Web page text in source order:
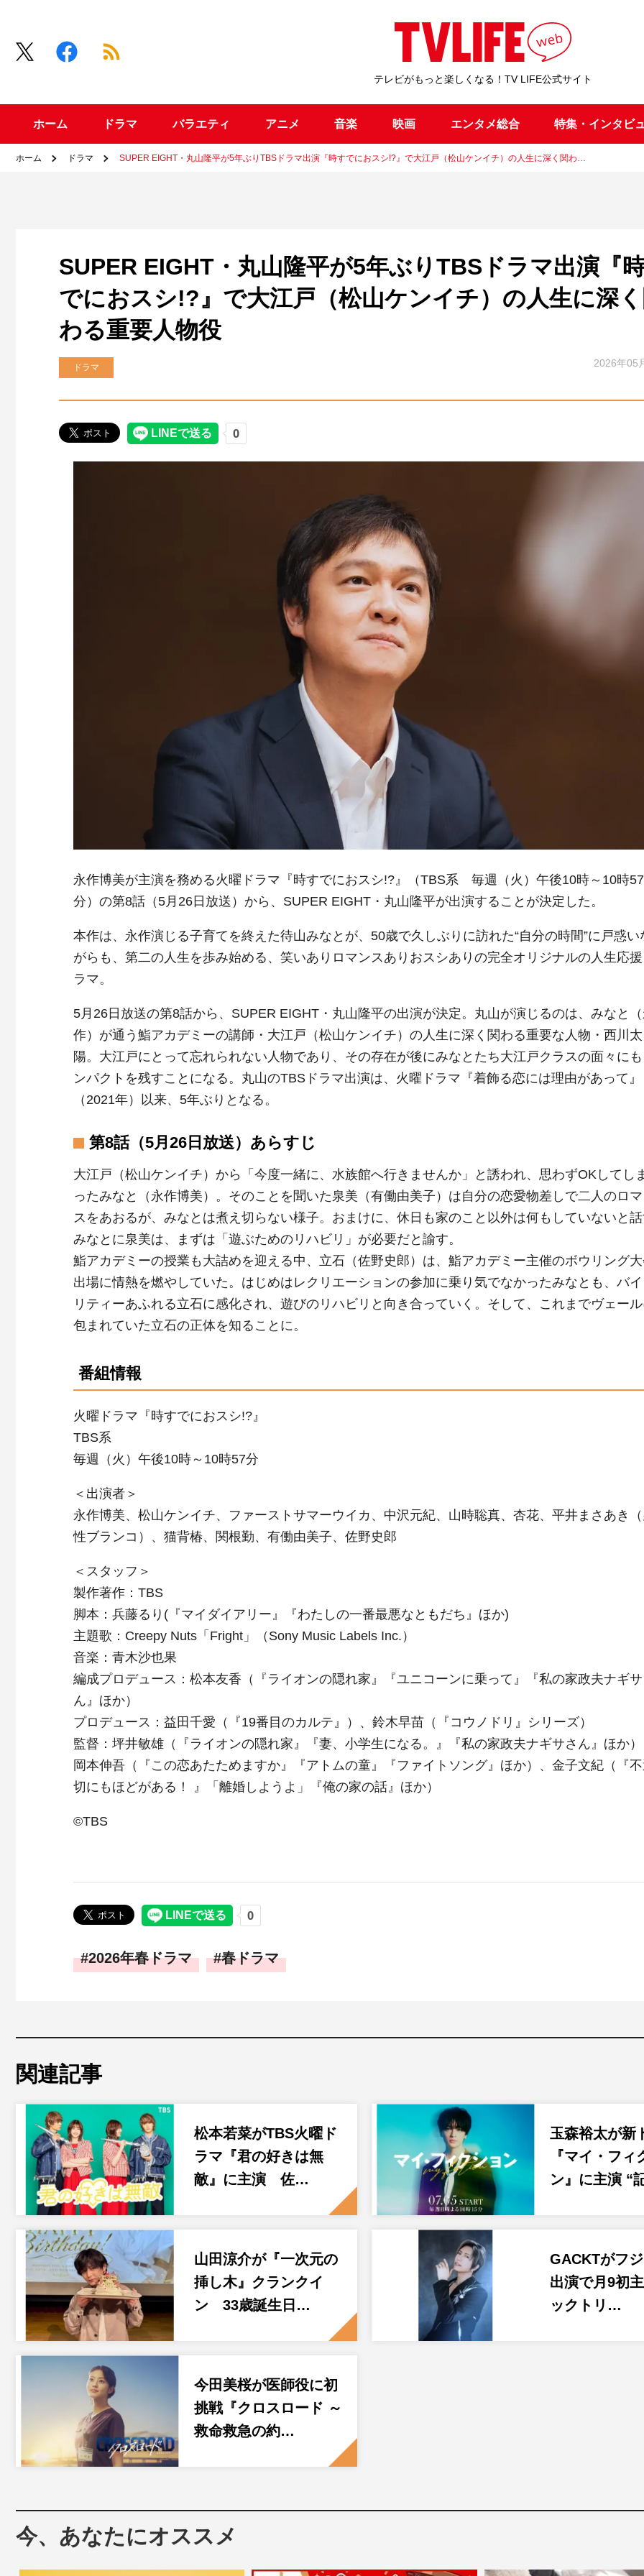
テレビがもっと楽しくなる！TV LIFE公式サイト
ホーム ドラマ バラエティ アニメ 音楽 映画 エンタメ総合 特集・インタビ
ホーム ドラマ SUPER EIGHT・丸山隆平が5年ぶりTBSドラマ出演『時すでにおスシ!?』で大江戸（松山ケンイチ）の人生に深く関わ…
SUPER EIGHT・丸山隆平が5年ぶりTBSドラマ出演『
でにおスシ!?』で大江戸（松山ケンイチ）の人生に深
わる重要人物役
ドラマ 2026年05
永作博美が主演を務める火曜ドラマ『時すでにおスシ!?』（TBS系 毎週（火）午後10時～10時57
分）の第8話（5月26日放送）から、SUPER EIGHT・丸山隆平が出演することが決定した。
本作は、永作演じる子育てを終えた待山みなとが、50歳で久しぶりに訪れた“自分の時間”に戸惑い
がらも、第二の人生を歩み始める、笑いありロマンスありおスシありの完全オリジナルの人生応
ラマ。
5月26日放送の第8話から、SUPER EIGHT・丸山隆平の出演が決定。丸山が演じるのは、みなと
作）が通う鮨アカデミーの講師・大江戸（松山ケンイチ）の人生に深く関わる重要な人物・西川太
陽。大江戸にとって忘れられない人物であり、その存在が後にみなとたち大江戸クラスの面々に
ンパクトを残すことになる。丸山のTBSドラマ出演は、火曜ドラマ『着飾る恋には理由があって』
（2021年）以来、5年ぶりとなる。
第8話（5月26日放送）あらすじ
大江戸（松山ケンイチ）から「今度一緒に、水族館へ行きませんか」と誘われ、思わずOKしてし
ったみなと（永作博美）。そのことを聞いた泉美（有働由美子）は自分の恋愛物差しで二人のロ
スをあおるが、みなとは煮え切らない様子。おまけに、休日も家のこと以外は何もしていないと
みなとに泉美は、まずは「遊ぶためのリハビリ」が必要だと諭す。
鮨アカデミーの授業も大詰めを迎える中、立石（佐野史郎）は、鮨アカデミー主催のボウリング
出場に情熱を燃やしていた。はじめはレクリエーションの参加に乗り気でなかったみなとも、バ
リティーあふれる立石に感化され、遊びのリハビリと向き合っていく。そして、これまでヴェー
包まれていた立石の正体を知ることに。
番組情報
火曜ドラマ『時すでにおスシ!?』
TBS系
毎週（火）午後10時～10時57分
＜出演者＞
永作博美、松山ケンイチ、ファーストサマーウイカ、中沢元紀、山時聡真、杏花、平井まさあき
性ブランコ）、猫背椿、関根勤、有働由美子、佐野史郎
＜スタッフ＞
製作著作：TBS
脚本：兵藤るり(『マイダイアリー』『わたしの一番最悪なともだち』ほか)
主題歌：Creepy Nuts「Fright」（Sony Music Labels Inc.）
音楽：青木沙也果
編成プロデュース：松本友香（『ライオンの隠れ家』『ユニコーンに乗って』『私の家政夫ナギ
ん』ほか）
プロデュース：益田千愛（『19番目のカルテ』）、鈴木早苗（『コウノドリ』シリーズ）
監督：坪井敏雄（『ライオンの隠れ家』『妻、小学生になる。』『私の家政夫ナギサさん』ほか
岡本伸吾（『この恋あたためますか』『アトムの童』『ファイトソング』ほか）、金子文紀（『
切にもほどがある！ 』「離婚しようよ」『俺の家の話』ほか）
©TBS
2026年春ドラマ 春ドラマ
関連記事
松本若菜がTBS火曜ド
ラマ『君の好きは無
敵』に主演 佐…
玉森裕太が新
『マイ・フィ
ン』に主演 “
山田涼介が『一次元の
挿し木』クランクイ
ン 33歳誕生日…
GACKTがフ
出演で月9初
ックトリ…
今田美桜が医師役に初
挑戦『クロスロード ～
救命救急の約…
今、あなたにオススメ